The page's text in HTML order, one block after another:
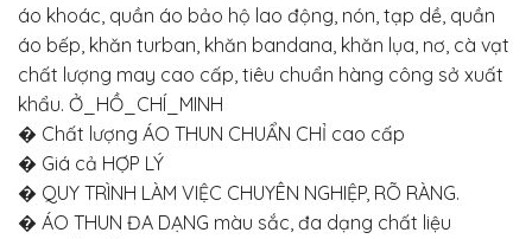
áo khoác, quần áo bảo hộ lao động, nón, tạp dề, quần
áo bếp, khăn turban, khăn bandana, khăn lụa, nơ, cà vạt
chất lượng may cao cấp, tiêu chuẩn hàng công sở xuất
khẩu. Ở_HỒ_CHÍ_MINH
� Chất lượng ÁO THUN CHUẨN CHỈ cao cấp
� Giá cả HỢP LÝ
� QUY TRÌNH LÀM VIỆC CHUYÊN NGHIỆP, RÕ RÀNG.
� ÁO THUN ĐA DẠNG màu sắc, đa dạng chất liệu